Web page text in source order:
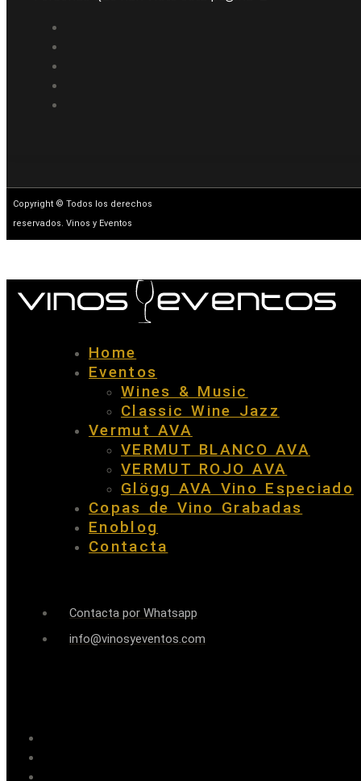
Copyright © Todos los derechos
reservados. Vinos y Eventos
Home
Eventos
Wines & Music
Classic Wine Jazz
Vermut AVA
VERMUT BLANCO AVA
VERMUT ROJO AVA
Glögg AVA Vino Especiado
Copas de Vino Grabadas
Enoblog
Contacta
Contacta por Whatsapp
info@vinosyeventos.com